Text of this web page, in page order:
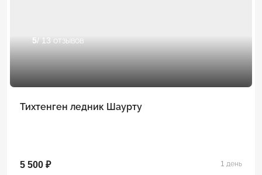
5/ 13 отзывов
Тихтенген ледник Шаурту
5 500 ₽ 1 день